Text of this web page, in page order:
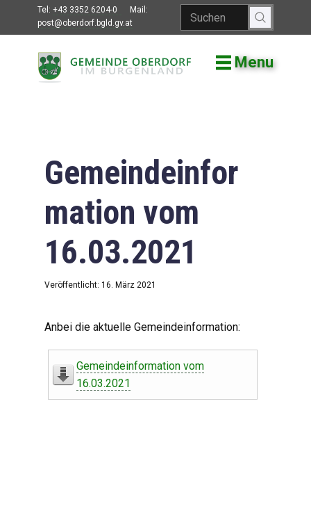
Tel: +43 3352 6204-0
Mail:
post@oberdorf.bgld.gv.at
Menu
Willkommen
Gemeindeamt
Gemeinderat
Bildung
Vereine
Leben in Oberdorf
Gemeindeinfor
mation vom
16.03.2021
Veröffentlicht: 16. März 2021
Anbei die aktuelle Gemeindeinformation:
Gemeindeinformation vom
16.03.2021